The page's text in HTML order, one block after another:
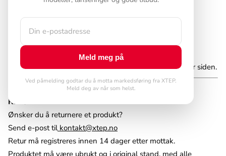
BYTTE
Bytte av størrelse er alltid gratis.
Forutsetninger:
• Produktet er ubrukt og i original stand
• Bestillingen ble gjennomført for mindre enn 30 dager siden.
RETUR
Ønsker du å returnere et produkt?
Send e-post tilkontakt@xtep.no
Retur må registreres innen 14 dager etter mottak.
Produktet må være ubrukt og i original stand, med alle
Meld meg på
Ved påmelding godtar du å motta markedsføring fra XTEP.
Meld deg av når som helst.